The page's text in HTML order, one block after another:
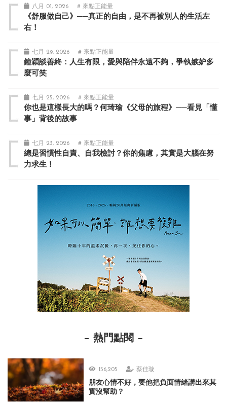
八月 01, 2026 # 來點正能量
《舒服做自己》──真正的自由，是不再被別人的生活左
右！
七月 29, 2026 # 來點正能量
鐘穎談善終：人生有限，愛與陪伴永遠不夠，爭執嫉妒多
麼可笑
七月 25, 2026 # 來點正能量
你也是這樣長大的嗎？何琦瑜《父母的旅程》──看見「懂
事」背後的故事
七月 23, 2026 # 來點正能量
總是習慣性自責、自我檢討？你的焦慮，其實是大腦在努
力求生！
熱門點閱
156,205 蔡佳璇
朋友心情不好，要他把負面情緒講出來其
實沒幫助？